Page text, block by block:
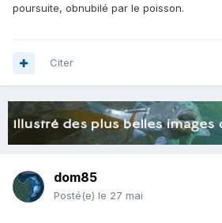
poursuite, obnubilé par le poisson.
Citer
dom85
Posté(e) le 27 mai